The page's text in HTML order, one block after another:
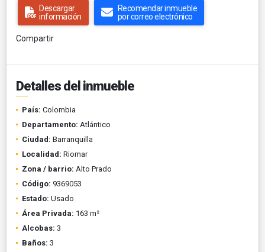
Descargar
información
Recomendar inmueble
por correo electrónico
Compartir
Detalles del inmueble
País: Colombia
Departamento: Atlántico
Ciudad: Barranquilla
Localidad: Riomar
Zona / barrio: Alto Prado
Código: 9369053
Estado: Usado
Área Privada: 163 m²
Alcobas: 3
Baños: 3